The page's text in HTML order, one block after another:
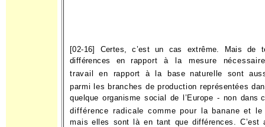
[02-16] Certes, c’est un cas extrême. Mais de
différences en
rapport à la mesure
travail en rapport à la base naturelle sont
parmi les branches de production repré­sentées
quelque organisme social de l’Europe - non dans
différence radicale comme pour la banane et
mais elles sont là en tant que différences. C’est